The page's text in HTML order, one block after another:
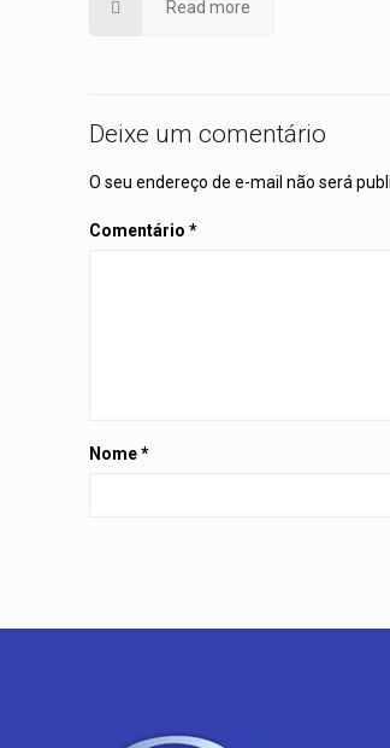
Read more
Deixe um comentário
O seu endereço de e-mail não será
Comentário*
Nome*